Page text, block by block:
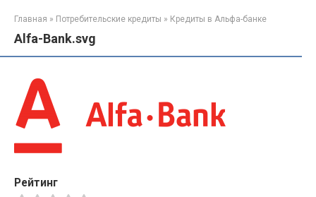
Главная » Потребительские кредиты » Кредиты в Альфа-банке
Alfa-Bank.svg
Рейтинг